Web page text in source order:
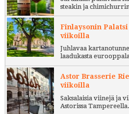
steakin ja chimichurrin
Finlaysonin
viikoilla
Juhlavaa
laadukasta
Astor Brasserie
viikoilla
Saksalaisia viinejä ja
Astorissa Tampereella.